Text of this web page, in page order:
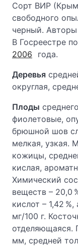
Сорт ВИР
свободного
черный.
В Госреестре по
2006
года.
Деревья
округлая,
Плоды
фиолетовые,
брюшной шов
мелкая, узкая.
кожицы,
кислая,
Химический
веществ – 20,0
кислот – 1,42
мг/100 г.
отделяющаяся.
мм, средней